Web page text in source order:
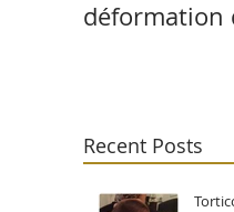
déformation
Recent Posts